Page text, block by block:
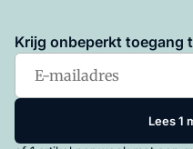
deze site zijn de volgende
Algemene Voorwaardenen
instellingen
Krijg onbeperkt toegang
Lees 1